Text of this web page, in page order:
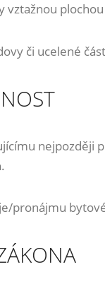
vztažnou
či ucelené
pronájmu